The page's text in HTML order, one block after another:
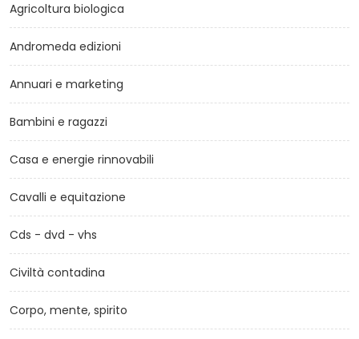
Agricoltura biologica
Andromeda edizioni
Annuari e marketing
Bambini e ragazzi
Casa e energie rinnovabili
Cavalli e equitazione
Cds - dvd - vhs
Civiltà contadina
Corpo, mente, spirito